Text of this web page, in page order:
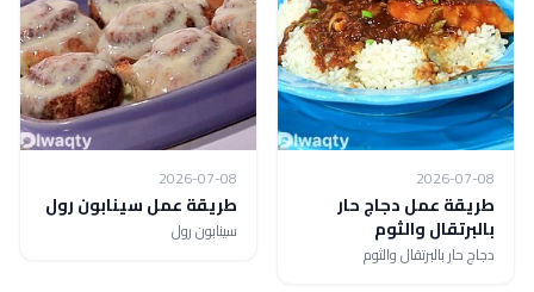
2026-07-08
طريقة عمل دجاج حار
بالبرتقال والثوم
دجاج حار بالبرتقال والثوم
2026-07-08
طريقة عمل سينابون رول
سينابون رول